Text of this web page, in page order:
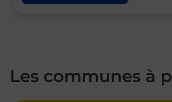
Les communes à